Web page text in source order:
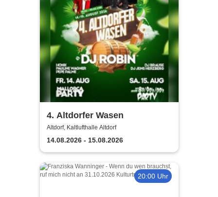
4. Altdorfer Wasen
Altdorf, Kaltlufthalle Altdorf
14.08.2026 - 15.08.2026
20:00 Uhr